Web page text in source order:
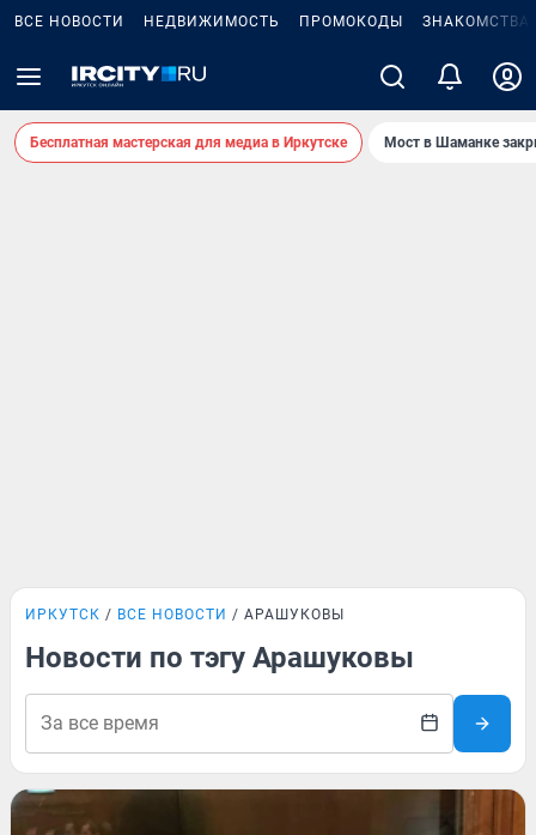
ВСЕ НОВОСТИ НЕДВИЖИМОСТЬ ПРОМОКОДЫ ЗНАКОМСТВА
Бесплатная мастерская для медиа в Иркутске Мост в Шаманке
ИРКУТСК ВСЕ НОВОСТИ АРАШУКОВЫ
Новости по тэгу Арашуковы